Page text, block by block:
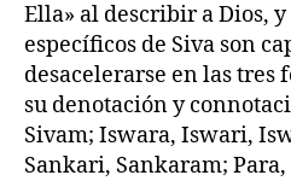
Ella» al describir a Dios,
específicos de Siva son
desacelerarse en las tres
su denotación y
Sivam; Iswara, Iswari,
Sankari, Sankaram;